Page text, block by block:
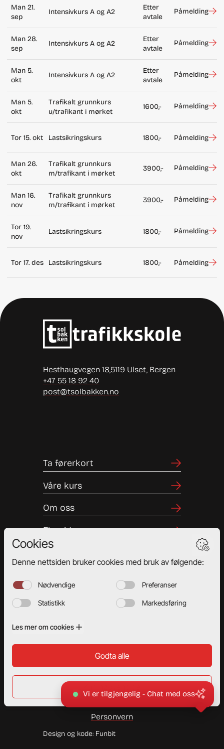
Vi er tilgjengelig - Chat med oss
Man 21.
sep
Intensivkurs A og A2
Etter
avtale
Påmelding
Man 28.
sep
Intensivkurs A og A2
Etter
avtale
Påmelding
Man 5.
okt
Intensivkurs A og A2
Etter
avtale
Påmelding
Man 5.
okt
Trafikalt grunnkurs
u/trafikant i mørket
1600,- Påmelding
Tor 15. okt Lastsikringskurs 1800,- Påmelding
Man 26.
okt
Trafikalt grunnkurs
m/trafikant i mørket
3900,- Påmelding
Man 16.
nov
Trafikalt grunnkurs
m/trafikant i mørket
3900,- Påmelding
Tor 19.
nov
Lastsikringskurs 1800,- Påmelding
Tor 17. des Lastsikringskurs 1800,- Påmelding
Hesthaugvegen 18,5119 Ulset, Bergen
+47 55 18 92 40
post@tsolbakken.no
Ta førerkort
Våre kurs
Om oss
Elevside
Kontakt oss
Ofte stilte spørsmål
Trafikkskole Åsane
T.Solbakken AS © 2026
Personvern
Design og kode: Funbit